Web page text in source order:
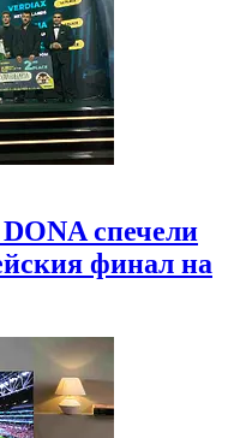
спечели
финал на